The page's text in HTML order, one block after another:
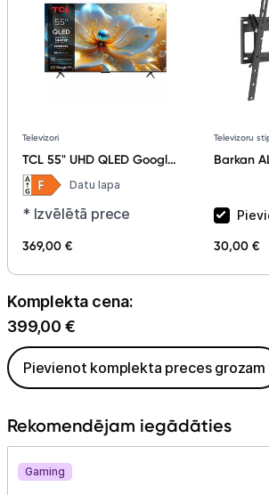
Televizori
TCL 55" UHD QLED Google
TV 55T8C
Datu lapa
* Izvēlētā prece
369,00 €
Televizoru
Barkan
30,00 €
Komplekta cena:
399,00 €
Pievienot komplekta preces grozam
Rekomendējam iegādāties
Gaming